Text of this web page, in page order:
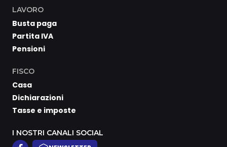
LAVORO
Busta paga
Partita IVA
Pensioni
FISCO
Casa
Dichiarazioni
Tasse e imposte
I NOSTRI CANALI SOCIAL